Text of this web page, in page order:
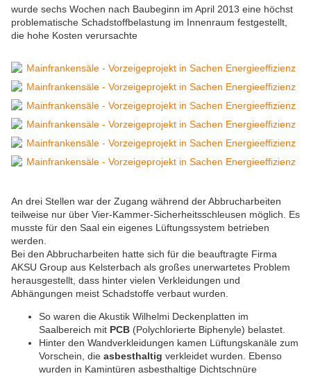
wurde sechs Wochen nach Baubeginn im April 2013 eine höchst
problematische Schadstoffbelastung im Innenraum festgestellt,
die hohe Kosten verursachte
An drei Stellen war der Zugang während der Abbrucharbeiten
teilweise nur über Vier-Kammer-Sicherheitsschleusen möglich. Es
musste für den Saal ein eigenes Lüftungssystem betrieben
werden.
Bei den Abbrucharbeiten hatte sich für die beauftragte Firma
AKSU Group aus Kelsterbach als großes unerwartetes Problem
herausgestellt, dass hinter vielen Verkleidungen und
Abhängungen meist Schadstoffe verbaut wurden.
So waren die Akustik Wilhelmi Deckenplatten im
Saalbereich mit PCB (Polychlorierte Biphenyle) belastet.
Hinter den Wandverkleidungen kamen Lüftungskanäle zum
Vorschein, die asbesthaltig verkleidet wurden. Ebenso
wurden in Kamintüren asbesthaltige Dichtschnüre